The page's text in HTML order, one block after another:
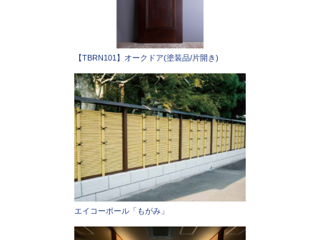
【TBRN101】オークドア(塗装品/片開き)
エイコーポール「もがみ」